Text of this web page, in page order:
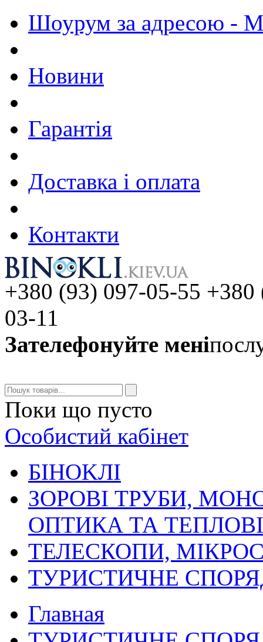
Шоурум за адресою - М.
Новини
Гарантія
Доставка і оплата
Контакти
+380 (93) 097-05-55
03-11
Зателефонуйте мені
Поки що пусто
Особистий кабінет
БIHOKЛI
ЗОРОВІ ТРУБИ,
ОПТИКА ТА
ТЕЛЕСКОПИ,
ТУРИСТИЧНЕ
Главная